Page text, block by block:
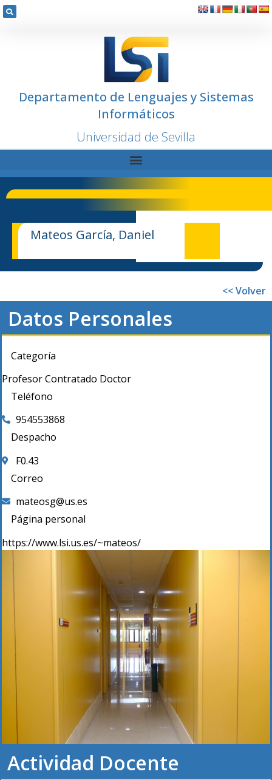
Departamento de Lenguajes y Sistemas
Informáticos
Universidad de Sevilla
Mateos García, Daniel
<< Volver
Datos Personales
Categoría
Profesor Contratado Doctor
Teléfono
954553868
Despacho
F0.43
Correo
mateosg@us.es
Página personal
https://www.lsi.us.es/~mateos/
Actividad Docente